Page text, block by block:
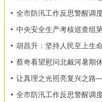
度 确保监测预警和群众转
全市防汛工作反思警醒调
开
中央安全生产考核巡查组
肃省反馈明查暗访情况
胡昌升：坚持人民至上生
查漏补缺固强补弱 坚决维
蔡奇看望慰问北戴河暑期
让真理之光照亮复兴之路
近平谈治国理政》第一至
全市防汛工作反思警醒调